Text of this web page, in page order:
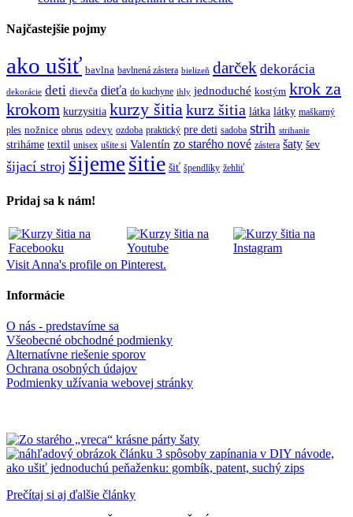
Najčastejšie pojmy
ako ušiť bavlna bavlnená zástera bielizeň darček dekorácia
dekorácie deti dievča dieťa do kuchyne ihly jednoduché kostým krok za
krokom kurzysitia kurzy šitiakurz šitia látka látky maškarný
ples nožnice obrus odevy ozdoba praktický pre deti sadoba strih strihanie
striháme textil unisex ušite si Valentín zo starého nové zástera šaty šev
šijací stroj šijeme šitie šiť špendlíky žehliť
Pridaj sa k nám!
Visit Anna's profile on Pinterest.
Informácie
O nás - predstavíme sa
Všeobecné obchodné podmienky
Alternatívne riešenie sporov
Ochrana osobných údajov
Podmienky užívania webovej stránky
Prečítaj si aj ďalšie články